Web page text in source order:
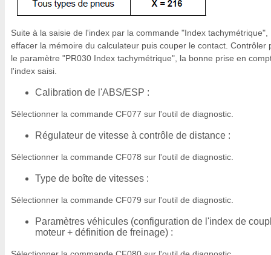
Suite à la saisie de l'index par la commande "Index tachymétrique",
effacer la mémoire du calculateur puis couper le contact. Contrôler
le paramètre "PR030 Index tachymétrique", la bonne prise en
l'index saisi.
Calibration de l'ABS/ESP :
Sélectionner la commande CF077 sur l'outil de diagnostic.
Régulateur de vitesse à contrôle de distance :
Sélectionner la commande CF078 sur l'outil de diagnostic.
Type de boîte de vitesses :
Sélectionner la commande CF079 sur l'outil de diagnostic.
Paramètres véhicules (configuration de l'index de
moteur + définition de freinage) :